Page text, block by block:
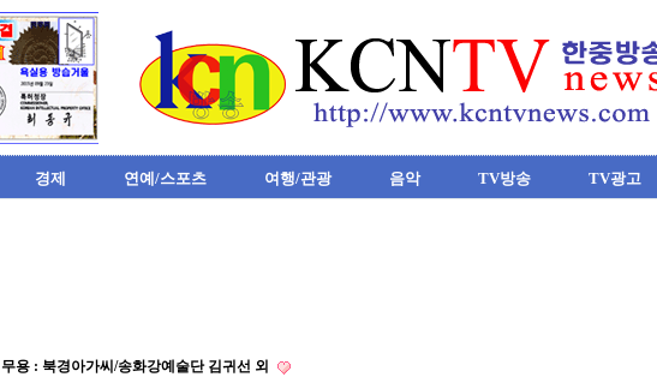
경제 연예/스포츠 여행/관광 음악 TV방송 TV광고
무용 : 북경아가씨/송화강예술단 김귀선 외